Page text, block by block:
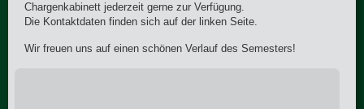
Chargenkabinett jederzeit gerne zur Verfügung.
Die Kontaktdaten finden sich auf der linken Seite.
Wir freuen uns auf einen schönen Verlauf des Semesters!